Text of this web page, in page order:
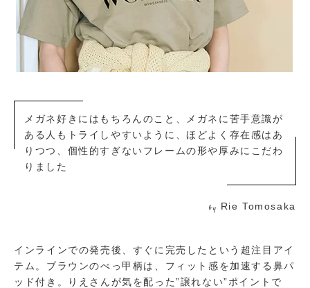
メガネ好きにはもちろんのこと、メガネに苦手意識が
ある人もトライしやすいように、ほどよく存在感はあ
りつつ、個性的すぎないフレームの形や厚みにこだわ
りました
by Rie Tomosaka
インラインでの発売後、すぐに完売したという超注目アイ
テム。ブラウンのべっ甲柄は、フィット感を加速する鼻パ
ッド付き。りえさんが気を配った”譲れない”ポイントで